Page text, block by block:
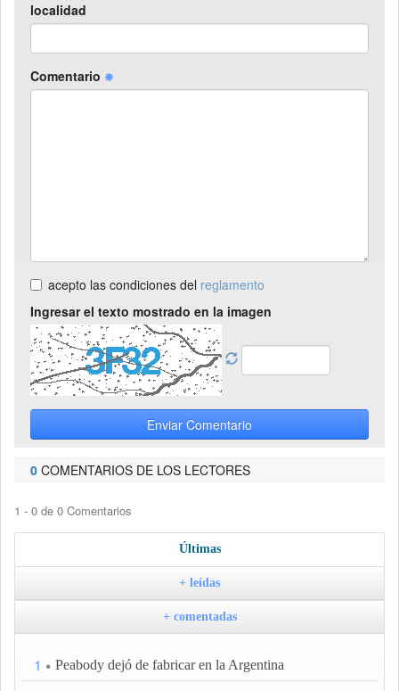
localidad
Comentario
acepto las condiciones del reglamento
Ingresar el texto mostrado en la imagen
Enviar Comentario
0 COMENTARIOS DE LOS LECTORES
1 - 0 de 0 Comentarios
Últimas
+ leídas
+ comentadas
1 Peabody dejó de fabricar en la Argentina